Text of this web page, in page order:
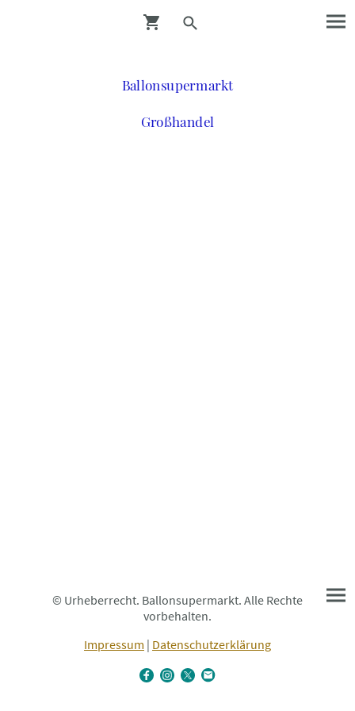
Ballonsupermarkt
Großhandel
© Urheberrecht. Ballonsupermarkt. Alle Rechte
vorbehalten.
Impressum | Datenschutzerklärung